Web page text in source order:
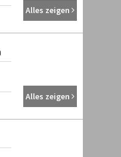
Alles zeigen
Alles zeigen